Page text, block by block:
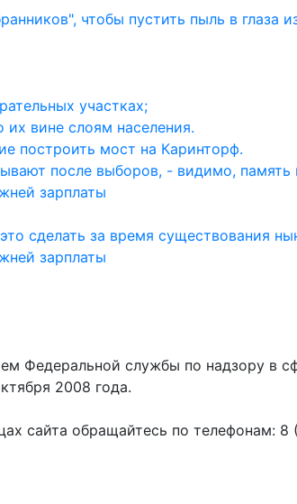
чтобы пустить пыль в глаза
участках;
вине слоям населения.
построить мост на Каринторф.
после выборов, - видимо, память
зарплаты
сделать за время существования
зарплаты
Федеральной службы по надзору
2008 года.
сайта обращайтесь по телефонам: